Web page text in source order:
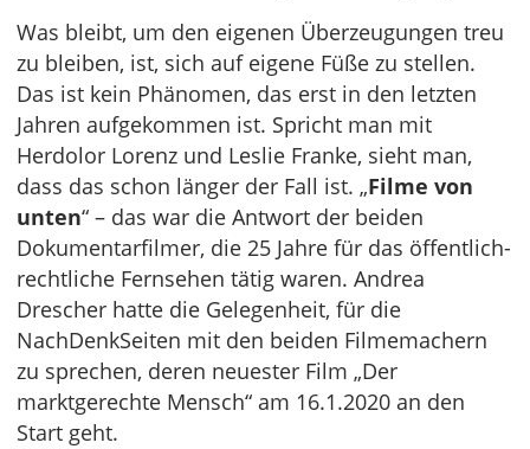
Was bleibt, um den eigenen Überzeugungen treu
zu bleiben, ist, sich auf eigene Füße zu stellen.
Das ist kein Phänomen, das erst in den letzten
Jahren aufgekommen ist. Spricht man mit
Herdolor Lorenz und Leslie Franke, sieht man,
dass das schon länger der Fall ist. „Filme von
unten“ – das war die Antwort der beiden
Dokumentarfilmer, die 25 Jahre für das öffentlich-
rechtliche Fernsehen tätig waren. Andrea
Drescher hatte die Gelegenheit, für die
NachDenkSeiten mit den beiden Filmemachern
zu sprechen, deren neuester Film „Der
marktgerechte Mensch“ am 16.1.2020 an den
Start geht.